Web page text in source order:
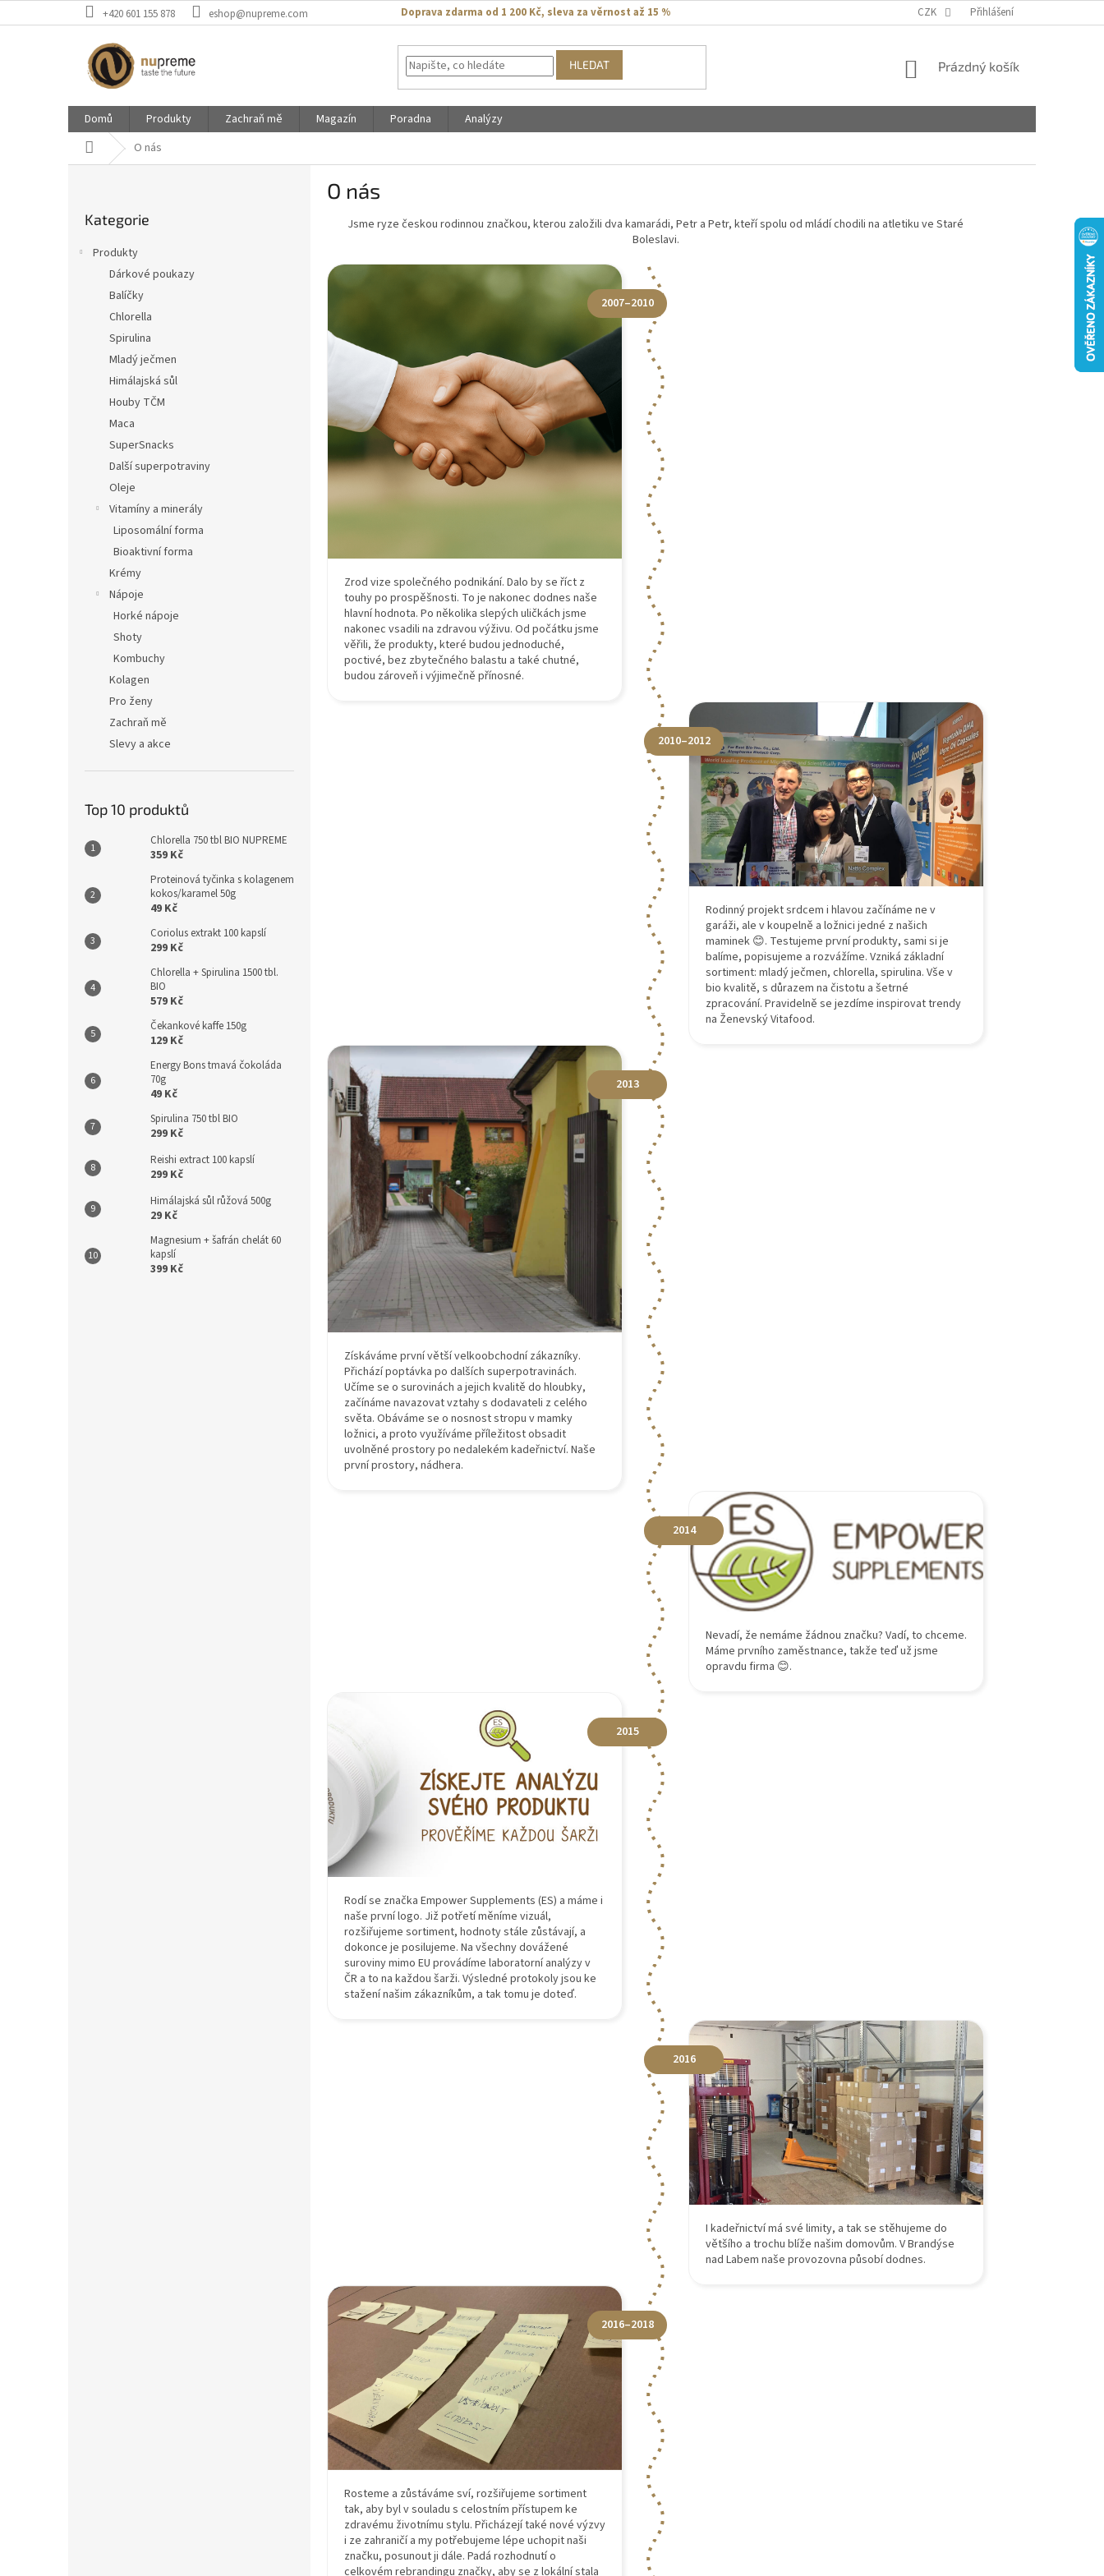
na
+420 601 155 878 eshop@nupreme.com Doprava zdarma od 1 200 Kč, sleva za věrnost až 15 % CZK Přihlášení
HLEDAT
NÁKUPNÍ
Prázdný košík
Domů Produkty Zachraň mě Magazín Poradna
Analýzy
Domů O nás
kategorie
Kategorie
Produkty
Dárkové poukazy
Balíčky
Chlorella
Spirulina
Mladý ječmen
Himálajská sůl
Houby TČM
Maca
SuperSnacks
Další superpotraviny
Oleje
Vitamíny a minerály
Liposomální forma
Bioaktivní forma
Krémy
Nápoje
Horké nápoje
Shoty
Kombuchy
Kolagen
Pro ženy
Zachraň mě
Slevy a akce
Top 10 produktů
Chlorella 750 tbl BIO NUPREME
359 Kč
Proteinová tyčinka s kolagenem
kokos/karamel 50g
49 Kč
Coriolus extrakt 100 kapslí
299 Kč
Chlorella + Spirulina 1500 tbl.
BIO
579 Kč
Čekankové kaffe 150g
129 Kč
Energy Bons tmavá čokoláda
70g
49 Kč
Spirulina 750 tbl BIO
299 Kč
Reishi extract 100 kapslí
299 Kč
Himálajská sůl růžová 500g
29 Kč
Magnesium + šafrán chelát 60
kapslí
399 Kč
O nás
Jsme ryze českou rodinnou značkou, kterou založili dva kamarádi, Petr a Petr, kteří spolu od mládí chodili na atletiku ve Staré
Boleslavi.
2007–2010
Zrod vize společného podnikání. Dalo by se říct z
touhy po prospěšnosti. To je nakonec dodnes naše
hlavní hodnota. Po několika slepých uličkách jsme
nakonec vsadili na zdravou výživu. Od počátku jsme
věřili, že produkty, které budou jednoduché,
poctivé, bez zbytečného balastu a také chutné,
budou zároveň i výjimečně přínosné.
2010–2012
Rodinný projekt srdcem i hlavou začínáme ne v
garáži, ale v koupelně a ložnici jedné z našich
maminek 😊. Testujeme první produkty, sami si je
balíme, popisujeme a rozvážíme. Vzniká základní
sortiment: mladý ječmen, chlorella, spirulina. Vše v
bio kvalitě, s důrazem na čistotu a šetrné
zpracování. Pravidelně se jezdíme inspirovat trendy
na Ženevský Vitafood.
2013
Získáváme první větší velkoobchodní zákazníky.
Přichází poptávka po dalších superpotravinách.
Učíme se o surovinách a jejich kvalitě do hloubky,
začínáme navazovat vztahy s dodavateli z celého
světa. Obáváme se o nosnost stropu v mamky
ložnici, a proto využíváme příležitost obsadit
uvolněné prostory po nedalekém kadeřnictví. Naše
první prostory, nádhera.
2014
Nevadí, že nemáme žádnou značku? Vadí, to chceme.
Máme prvního zaměstnance, takže teď už jsme
opravdu firma 😊.
2015
Rodí se značka Empower Supplements (ES) a máme i
naše první logo. Již potřetí měníme vizuál,
rozšiřujeme sortiment, hodnoty stále zůstávají, a
dokonce je posilujeme. Na všechny dovážené
suroviny mimo EU provádíme laboratorní analýzy v
ČR a to na každou šarži. Výsledné protokoly jsou ke
stažení našim zákazníkům, a tak tomu je doteď.
2016
I kadeřnictví má své limity, a tak se stěhujeme do
většího a trochu blíže našim domovům. V Brandýse
nad Labem naše provozovna působí dodnes.
2016–2018
Rosteme a zůstáváme sví, rozšiřujeme sortiment
tak, aby byl v souladu s celostním přístupem ke
zdravému životnímu stylu. Přicházejí také nové výzvy
i ze zahraničí a my potřebujeme lépe uchopit naši
značku, posunout ji dále. Padá rozhodnutí o
celkovém rebrandingu značky, aby se z lokální stala